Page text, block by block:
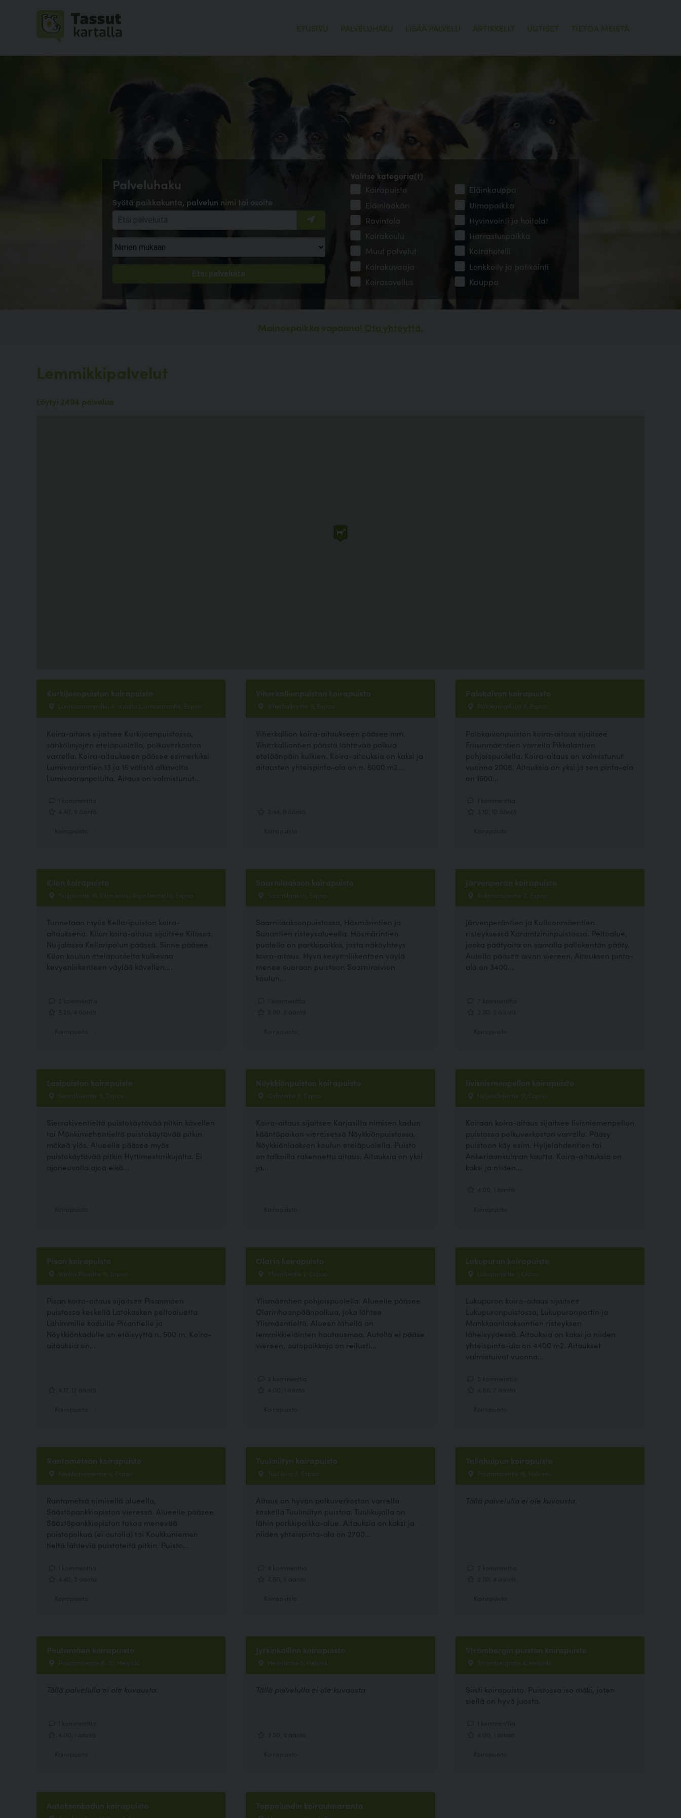
ETUSIVU PALVELUHAKU LISÄÄ PALVELU ARTIKKELIT UUTISET TIETOA MEISTÄ
Palveluhaku
Syötä paikkakunta, palvelun nimi tai osoite
Valitse kategoria(t)
Koirapuisto
Eläinkauppa
Eläinlääkäri
Uimapaikka
Ravintola
Hyvinvointi ja hoitolat
Koirakoulu
Harrastuspaikka
Muut palvelut
Koirahotelli
Koirakuvaaja
Lenkkeily ja patikointi
Koirasovellus
Kauppa
Mainospaikka vapaana! Ota yhteyttä.
Lemmikkipalvelut
Löytyi 2494 palvelua
Kurkijoenpuiston koirapuisto
Lumivaaranpolku 4, autolla Lumivaarantie, Espoo
Koira-aitaus sijaitsee Kurkijoenpuistossa,
sähkölinjojen eteläpuolella, polkuverkoston
varrella. Koira-aitaukseen pääsee esimerkiksi
Lumivaarantien 13 ja 15 välistä alkavalta
Lumivaaranpolulta. Aitaus on valmistunut...
Viherkallionpuiston koirapuisto
Viherkalliontie 11, Espoo
Viherkallion koira-aitaukseen pääsee mm.
Viherkalliontien päästä lähtevää polkua
eteläänpäin kulkien. Koira-aitauksia on kaksi ja
aitausten yhteispinta-ala on n. 5000 m2....
Palokaivon koirapuisto
Palokaivonkuja 8, Espoo
Palokaivonpuiston koira-aitaus sijaitsee
Friisinmäentien varrella Pikkalantien
pohjoispuolella. Koira-aitaus on valmistunut
vuonna 2008. Aitauksia on yksi ja sen pinta-ala
on 1500...
Kilon koirapuisto
Nuijalantie 16, Kilon koulu Aspelinintiellä, Espoo
Tunnetaan myös Kellaripuiston koira-
aitauksena. Kilon koira-aitaus sijaitsee Kilossa,
Nuijalassa Kellaripolun päässä. Sinne pääsee
Kilon koulun eteläpuolelta kulkevaa
kevyenliikenteen väylää kävellen....
Saarnilaakson koirapuisto
Saarnilaakso, Espoo
Saarnilaaksonpuistossa, Hösmärintien ja
Sunantien risteysalueella. Hösmärintien
puolella on parkkipaikka, josta näköyhteys
koira-aitaus. Hyvä kevyenliikenteen väylä
menee suoraan puistoon Saarniraivion
koulun...
Järvenperän koirapuisto
Kulloonmäentie 2, Espoo
Järvenperäntien ja Kulloonmäentien
risteyksessä Karamtzininpuistossa. Peltoalue,
jonka päätyaita on samalla pallokentän pääty.
Autolla pääsee aivan viereen. Aitauksen pinta-
ala on 3400...
Lasipuiston koirapuisto
Sierrakiventie 5, Espoo
Sierrakiventieltä puistokäytävää pitkin kävellen
tai Mönkimiehentieltä puistokäytävää pitkin
mäkeä ylös. Alueelle pääsee myös
puistokäytävää pitkin Hyttimestarikujalta. Ei
ajoneuvolla ajoa eikä...
Nöykkiönpuiston koirapuisto
Oxfotintie 8, Espoo
Koira-aitaus sijaitsee Karjasilta nimisen kadun
kääntöpaikan viereisessä Nöykkiönpuistossa,
Nöykkiönlaakson koulun eteläpuolella. Puisto
on talkoilla rakennettu aitaus. Aitauksia on yksi
ja...
Iivisniemenpellon koirapuisto
Hyljelahdentie 17, Espoo
Kaitaan koira-aitaus sijaitsee Iivisniemenpellon
puistossa polkuverkoston varrella. Pääsy
puistoon käy esim. Hyljelahdentien tai
Ankeriaankulman kautta. Koira-aitauksia on
kaksi ja niiden...
Pisan koirapuisto
Vanha Pisantie 11, Espoo
Pisan koira-aitaus sijaitsee Pisanmäen
puistossa keskellä Latokasken peltoaluetta.
Lähimmille kaduille Pisantielle ja
Nöykkiönkadulle on etäisyyttä n. 500 m. Koira-
aitauksia on...
Olarin koirapuisto
Ylismäentie 2, Espoo
Ylismäentien pohjoispuolella. Alueelle pääsee
Olarinhaanpäänpolkua, joka lähtee
Ylismäentieltä. Alueen lähellä on
lemmikkieläinten hautausmaa. Autolla ei pääse
viereen, autopaikkoja on reilusti...
Lukupuron koirapuisto
Lukupurontie 1, Espoo
Lukupuron koira-aitaus sijaitsee
Lukupuronpuistossa, Lukupuronportin ja
Mankkaanlaaksontien risteyksen
läheisyydessä. Aitauksia on kaksi ja niiden
yhteispinta-ala on 4400 m2. Aitaukset
valmistuivat vuonna...
Rantametsän koirapuisto
Koukkuniementie 4, Espoo
Rantametsä nimisellä alueella,
Säästöpankkiopiston vieressä. Alueelle pääsee
Säästöpankkiopiston takaa menevää
puistopolkua (ei autolla) tai Koukkuniemen
tieltä lähteviä puistoteitä pitkin. Puisto...
Tuuliniityn koirapuisto
Tuulikuja 3, Espoo
Aitaus on hyvän polkuverkoston varrella
keskellä Tuuliniityn puistoa. Tuulikujalla on
lähin parkkipaikka-alue. Aitauksia on kaksi ja
niiden yhteispinta-ala on 2700...
Talinhuipun koirapuisto
Poutamäentie 16, Helsinki
Tällä palvelulla ei ole kuvausta.
Poutamäen koirapuisto
Poutamäentie 8-10, Helsinki
Tällä palvelulla ei ole kuvausta.
Jyrkinkallion koirapuisto
Henrikintie 5, Helsinki
Tällä palvelulla ei ole kuvausta.
Strömbergin puiston koirapuisto
Strömbergintie 4, Helsinki
Siisti koirapuisto. Puistossa iso mäki, joten
siellä on hyvä juosta.
Aatoksenkadun koirapuisto Toppelundin koirauimaranta